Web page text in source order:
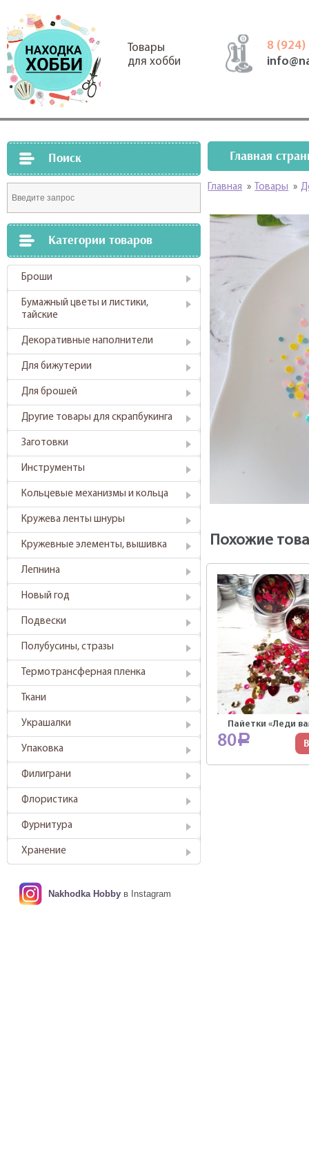
Товары
для хобби
8 (924)
Поиск
Категории товаров
Броши
Бумажный цветы и листики,
тайские
Декоративные наполнители
Для бижутерии
Для брошей
Другие товары для скрапбукинга
Заготовки
Инструменты
Кольцевые механизмы и кольца
Кружева ленты шнуры
Кружевные элементы, вышивка
Лепнина
Новый год
Подвески
Полубусины, стразы
Термотрансферная пленка
Ткани
Украшалки
Упаковка
Филиграни
Флористика
Фурнитура
Хранение
Nakhodka Hobby в Instagram
Главная
Главная » Товары »
Похожие
Пайетки «Леди
80Р